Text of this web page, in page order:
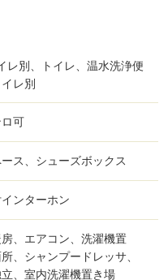
レ別、トイレ、温水洗浄便
レ別
可
ス、シューズボックス
ンターホン
、エアコン、洗濯機置
、シャンプードレッサ、
、室内洗濯機置き場